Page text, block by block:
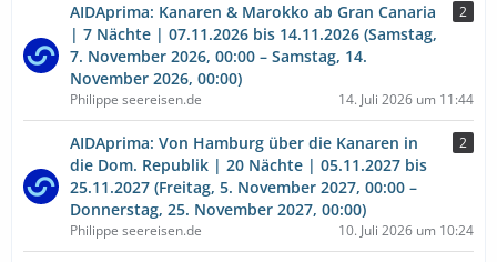
AIDAprima: Kanaren & Marokko ab Gran Canaria
| 7 Nächte | 07.11.2026 bis 14.11.2026 (Samstag,
7. November 2026, 00:00 – Samstag, 14.
November 2026, 00:00)
2
Philippe seereisen.de 14. Juli 2026 um 11:44
AIDAprima: Von Hamburg über die Kanaren in
die Dom. Republik | 20 Nächte | 05.11.2027 bis
25.11.2027 (Freitag, 5. November 2027, 00:00 –
Donnerstag, 25. November 2027, 00:00)
2
Philippe seereisen.de 10. Juli 2026 um 10:24